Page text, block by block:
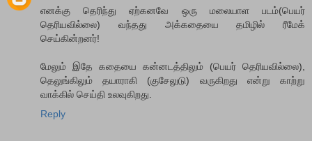
எனக்கு தெரிந்து ஏற்கனவே ஒரு மலையாள படம்(பெயர்
தெரியவில்லை) வந்தது அக்கதையை தமிழில் ரீமேக்
செய்கின்றனர்!
மேலும் இதே கதையை கன்னடத்திலும் (பெயர் தெரியவில்லை),
தெலுங்கிலும் தயாராகி (குசேலுடு) வருகிறது என்று காற்று
வாக்கில் செய்தி உலவுகிறது.
Reply